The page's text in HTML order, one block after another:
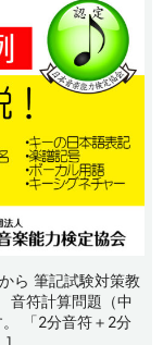
ら 筆記試験対策教
音符計算問題（中
「2分音符＋2分